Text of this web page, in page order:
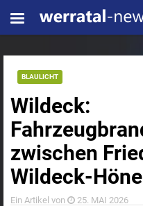
Wildeck:
zwischen
Wildeck-
BLAULICHT
Ein Artikel von 25. MAI 2026